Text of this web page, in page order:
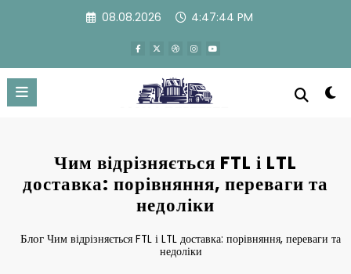
08.08.2026 4:47:45 PM
Чим відрізняється FTL і LTL
доставка: порівняння, переваги та
недоліки
Блог Чим відрізняється FTL і LTL доставка: порівняння, переваги та
недоліки